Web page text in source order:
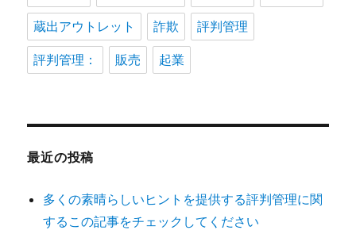
蔵出アウトレット 詐欺 評判管理
評判管理： 販売 起業
最近の投稿
多くの素晴らしいヒントを提供する評判管理に関
するこの記事をチェックしてください